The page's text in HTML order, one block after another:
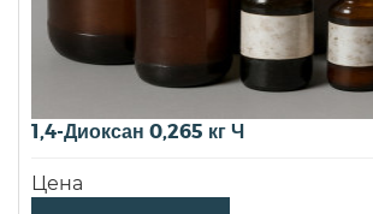
1,4-Диоксан 0,265 кг Ч
Цена